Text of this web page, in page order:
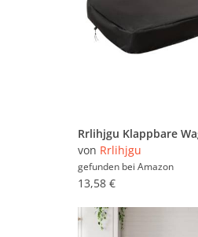
von Rrlihjgu
gefunden bei Amazon
13,58 €